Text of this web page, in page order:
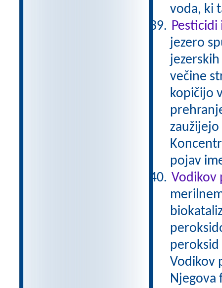
voda, ki
Pesticidi
jezero
večine
kopičijo
pojav
Vodikov
peroksid
Vodikov
Njegova